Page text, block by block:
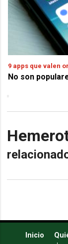
9 apps que valen
No son
Inicio